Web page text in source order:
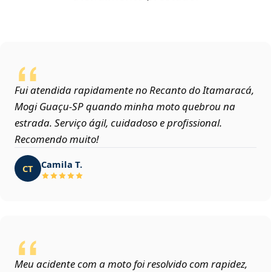
Fui atendida rapidamente no Recanto do Itamaracá,
Mogi Guaçu‑SP quando minha moto quebrou na
estrada. Serviço ágil, cuidadoso e profissional.
Recomendo muito!
CT Camila T.
Meu acidente com a moto foi resolvido com rapidez,